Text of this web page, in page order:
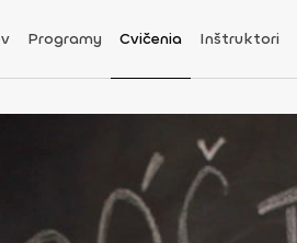
Programy Cvičenia Inštruktori